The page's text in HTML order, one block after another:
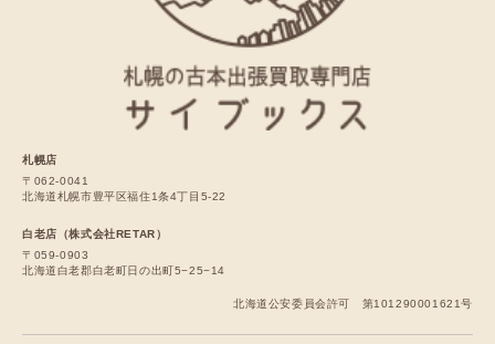
札幌店
〒062-0041
北海道札幌市豊平区福住1条4丁目5-22
白老店（株式会社RETAR）
〒059-0903
北海道白老郡白老町日の出町5−25−14
北海道公安委員会許可 第101290001621号